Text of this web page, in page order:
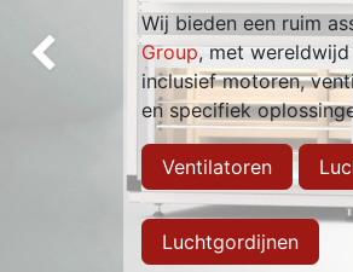
Wij bieden een ruim
Group, met
inclusief motoren,
en specifiek
Ventilatoren
Luchtgordijnen
Vorige